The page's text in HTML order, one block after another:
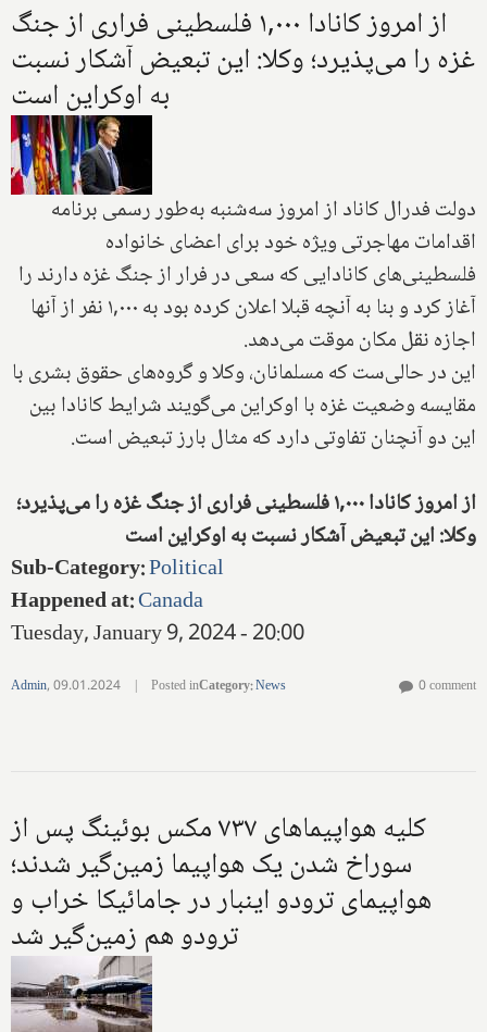
از امروز کانادا ۱,۰۰۰ فلسطینی فراری از جنگ
غزه را می‌پذیرد؛ وکلا: این تبعیض آشکار نسبت
به اوکراین است
دولت فدرال کاناد از امروز سه‌شنبه به‌طور رسمی برنامه
اقدامات مهاجرتی ویژه خود برای اعضای خانواده
فلسطینی‌های کانادایی که سعی در فرار از جنگ غزه دارند را
آغاز کرد و بنا به آنچه قبلا اعلان کرده بود به ۱,۰۰۰ نفر از آنها
اجازه نقل مکان موقت می‌دهد.
این در حالی‌ست که مسلمانان، وکلا و گروه‌های حقوق بشری با
مقایسه وضعیت غزه با اوکراین می‌گویند شرایط کانادا بین
این دو آنچنان تفاوتی دارد که مثال بارز تبعیض است.
از امروز کانادا ۱,۰۰۰ فلسطینی فراری از جنگ غزه را می‌پذیرد؛
وکلا: این تبعیض آشکار نسبت به اوکراین است
Sub-Category:Political
Happened at:Canada
Tuesday, January 9, 2024 - 20:00
Admin,09.01.2024 | Posted inCategory:News 0 comment
کلیه هواپیماهای ۷۳۷ مکس بوئینگ پس از
سوراخ شدن یک هواپیما زمین‌گیر شدند؛
هواپیمای ترودو اینبار در جامائیکا خراب و
ترودو هم زمین‌گیر شد